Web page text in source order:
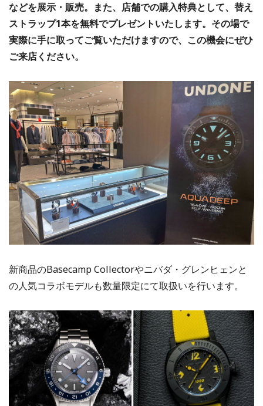
などを展示・販売。また、店舗での購入特典として、替え
ストラップ1本を無料でプレゼントいたします。その場で
実際に手に取ってご覧いただけますので、この機会にぜひ
ご来店ください。
新商品のBasecamp Collectorやニバダ・グレンヒェンと
の人気コラボモデルも数量限定にて取扱いを行います。